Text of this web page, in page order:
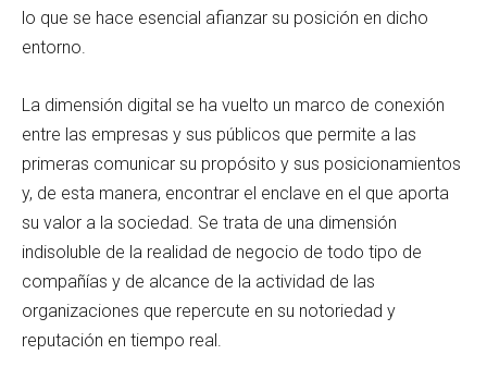
lo que se hace esencial afianzar su posición en dicho
entorno.
La dimensión digital se ha vuelto un marco de conexión
entre las empresas y sus públicos que permite a las
primeras comunicar su propósito y sus posicionamientos
y, de esta manera, encontrar el enclave en el que aporta
su valor a la sociedad. Se trata de una dimensión
indisoluble de la realidad de negocio de todo tipo de
compañías y de alcance de la actividad de las
organizaciones que repercute en su notoriedad y
reputación en tiempo real.